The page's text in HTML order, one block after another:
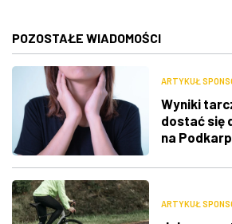
POZOSTAŁE WIADOMOŚCI
ARTYKUŁ
Wyniki
dostać się
na
ARTYKUŁ